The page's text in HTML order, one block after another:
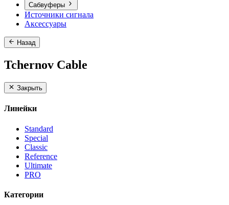
Сабвуферы
Источники сигнала
Аксессуары
Назад
Tchernov Cable
Закрыть
Линейки
Standard
Special
Classic
Reference
Ultimate
PRO
Категории